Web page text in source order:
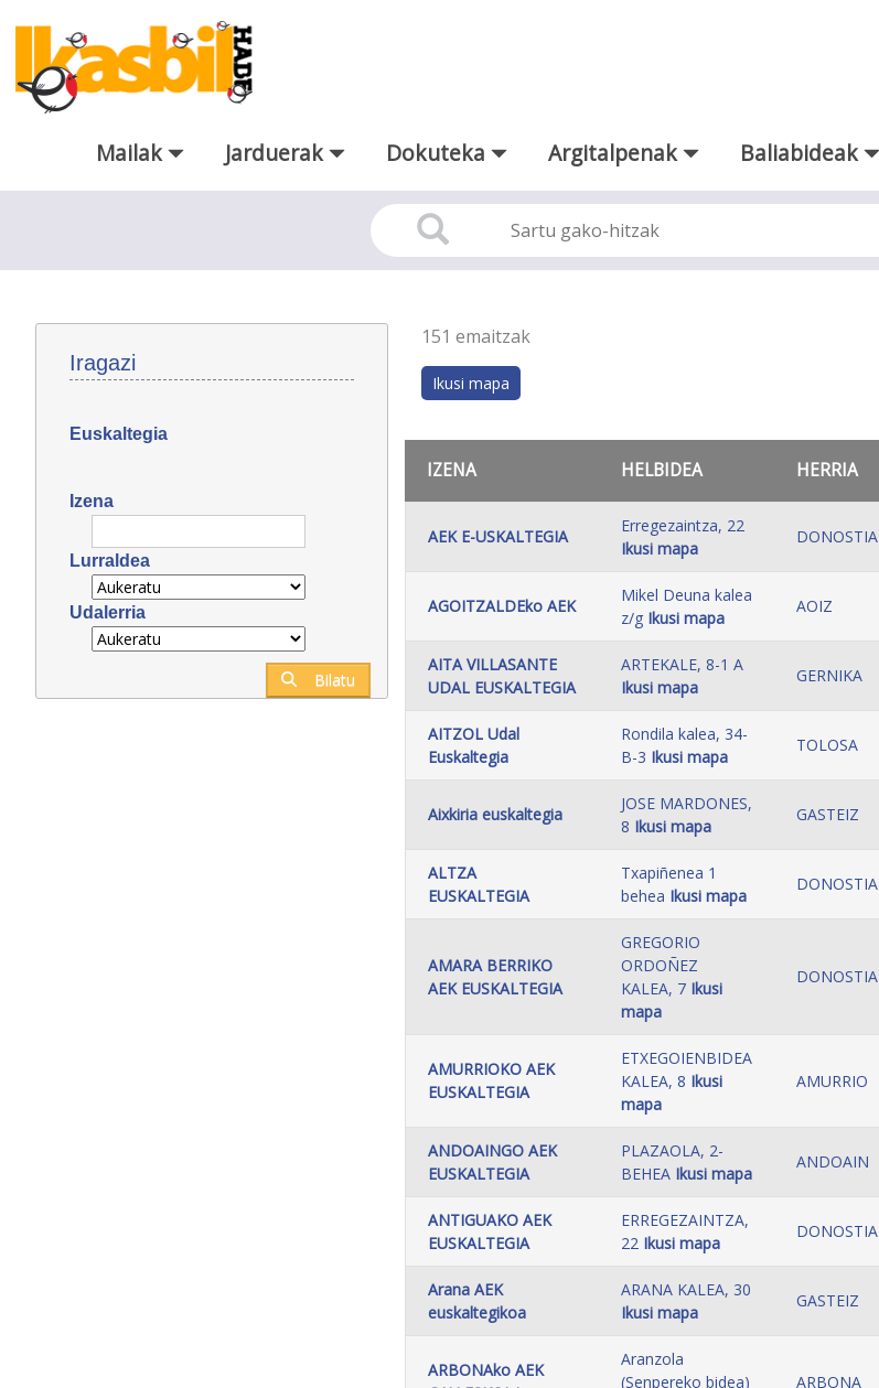
Eduki nagusira joan
Mailak Jarduerak Dokuteka Argitalpenak Baliabideak
Iragazi
Euskaltegia
Izena
Lurraldea
Udalerria
Bilatu
151 emaitzak
IZENA HELBIDEA HERRIA
AEK E-USKALTEGIA
Erregezaintza, 22
Ikusi mapa
DONOSTIA
AGOITZALDEko AEK
Mikel Deuna kalea
z/g Ikusi mapa
AOIZ
AITA VILLASANTE
UDAL EUSKALTEGIA
ARTEKALE, 8-1 A
Ikusi mapa
GERNIKA
AITZOL Udal
Euskaltegia
Rondila kalea, 34-
B-3 Ikusi mapa
TOLOSA
Aixkiria euskaltegia
JOSE MARDONES,
8 Ikusi mapa
GASTEIZ
ALTZA
EUSKALTEGIA
Txapiñenea 1
behea Ikusi mapa
DONOSTIA
AMARA BERRIKO
AEK EUSKALTEGIA
GREGORIO
ORDOÑEZ
KALEA, 7 Ikusi
mapa
DONOSTIA
AMURRIOKO AEK
EUSKALTEGIA
ETXEGOIENBIDEA
KALEA, 8 Ikusi
mapa
AMURRIO
ANDOAINGO AEK
EUSKALTEGIA
PLAZAOLA, 2-
BEHEA Ikusi mapa
ANDOAIN
ANTIGUAKO AEK
EUSKALTEGIA
ERREGEZAINTZA,
22 Ikusi mapa
DONOSTIA
Arana AEK
euskaltegikoa
ARANA KALEA, 30
Ikusi mapa
GASTEIZ
ARBONAko AEK
Aranzola
(Senpereko bidea)
ARBONA